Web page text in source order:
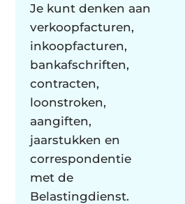
Je kunt denken aan
verkoopfacturen,
inkoopfacturen,
bankafschriften,
contracten,
loonstroken,
aangiften,
jaarstukken en
correspondentie
met de
Belastingdienst.